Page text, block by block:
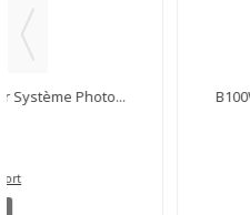
B100WM - Support mural